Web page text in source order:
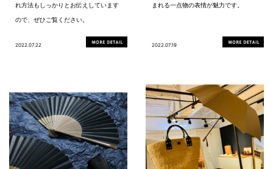
れ方法もしっかりとお伝えしています
ので、ぜひご覧ください。
2022.07.22
まれる一点物の表情が魅力です。
2022.07.19